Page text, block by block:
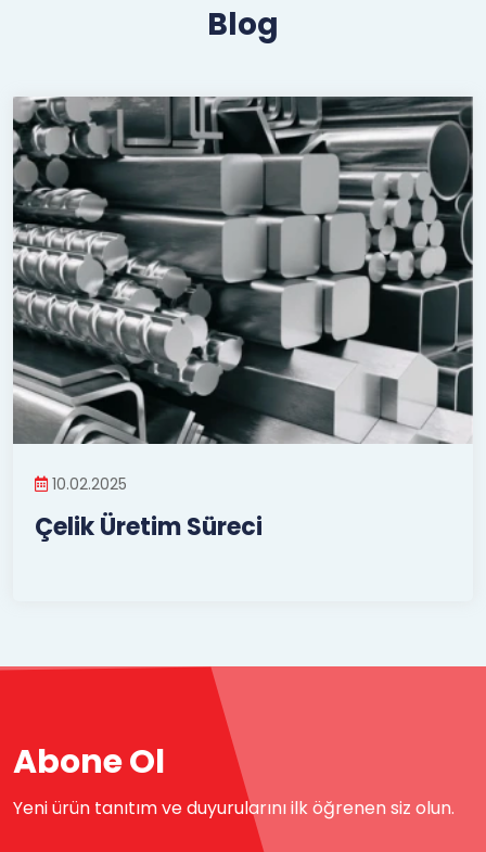
Blog
10.02.2025
Çelik Üretim Süreci
Abone Ol
Yeni ürün tanıtım ve duyurularını ilk öğrenen siz olun.